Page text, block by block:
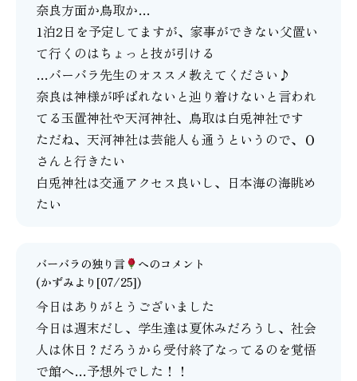
奈良方面か鳥取か…
1泊2日を予定してますが、家事ができない父置い
て行くのはちょっと技が引ける
…バーバラ先生のオススメ教えてください♪
奈良は神様が呼ばれないと辿り着けないと言われ
てる玉置神社や天河神社、鳥取は白兎神社です
ただね、天河神社は芸能人も通うというので、Ｏ
さんと行きたい
白兎神社は交通アクセス良いし、日本海の海眺め
たい
バーバラの独り言
へのコメント
(かずみより[07/25])
今日はありがとうございました
今日は週末だし、学生達は夏休みだろうし、社会
人は休日？だろうから受付終了なってるのを覚悟
で館へ…予想外でした！！